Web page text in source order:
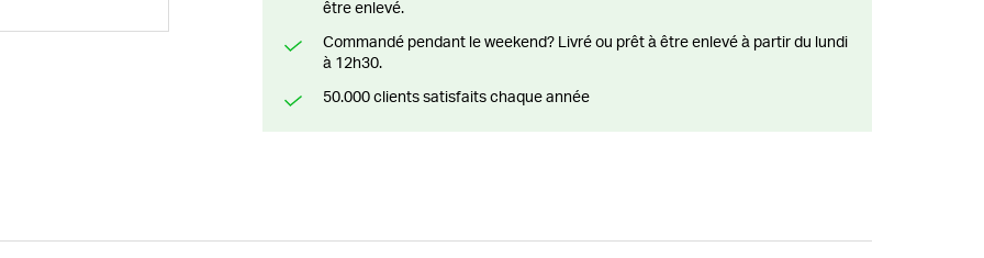
être enlevé.
Commandé pendant le weekend? Livré ou prêt à être enlevé à partir du lundi
à 12h30.
50.000 clients satisfaits chaque année